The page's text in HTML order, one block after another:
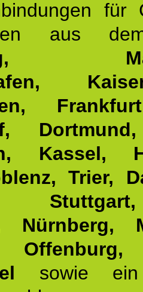
für
aus
Kassel,
Trier,
Nürnberg,
Offenburg,
sowie ein